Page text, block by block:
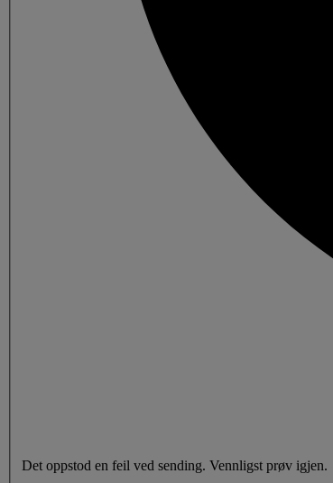
Det oppstod en feil ved sending. Vennligst prøv igjen.